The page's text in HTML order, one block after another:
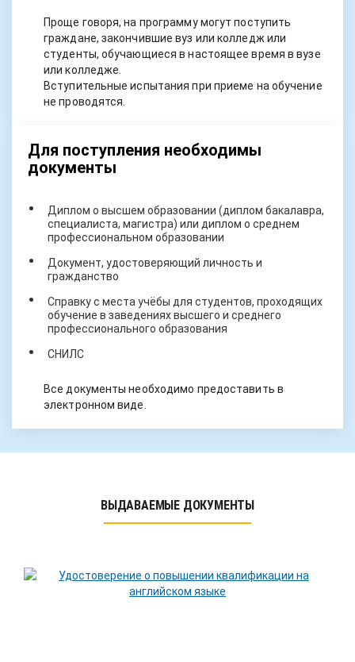
Проще говоря, на программу могут поступить
граждане, закончившие вуз или колледж или
студенты, обучающиеся в настоящее время в вузе
или колледже.
Вступительные испытания при приеме на обучение
не проводятся.
Для поступления необходимы
документы
Диплом о высшем образовании (диплом бакалавра,
специалиста, магистра) или диплом о среднем
профессиональном образовании
Документ, удостоверяющий личность и
гражданство
Справку с места учёбы для студентов, проходящих
обучение в заведениях высшего и среднего
профессионального образования
СНИЛС
Все документы необходимо предоставить в
электронном виде.
ВЫДАВАЕМЫЕ ДОКУМЕНТЫ